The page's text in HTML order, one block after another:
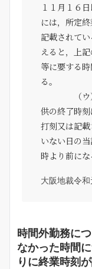
１１月１６
には，所定
記載されて
えると，上
等に要する
る。
（ウ）
供の終了時
打刻又は記
いない日の
時より前に
大阪地裁令
時間外勤務に
なかった時間
りに終業時刻